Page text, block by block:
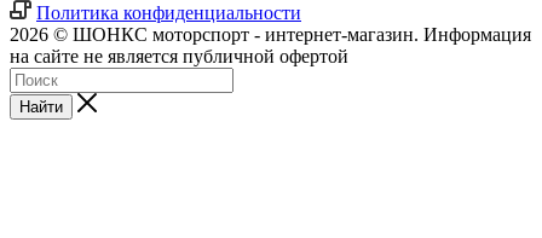
Политика конфиденциальности
2026 © ШОНКС моторспорт - интернет-магазин. Информация
на сайте не является публичной офертой
Найти